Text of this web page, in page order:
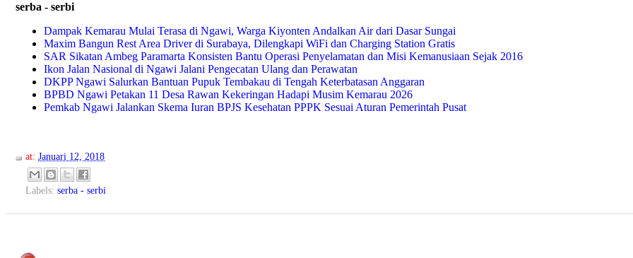
serba - serbi
Dampak Kemarau Mulai Terasa di Ngawi, Warga Kiyonten Andalkan Air dari Dasar Sungai
Maxim Bangun Rest Area Driver di Surabaya, Dilengkapi WiFi dan Charging Station Gratis
SAR Sikatan Ambeg Paramarta Konsisten Bantu Operasi Penyelamatan dan Misi Kemanusiaan Sejak 2016
Ikon Jalan Nasional di Ngawi Jalani Pengecatan Ulang dan Perawatan
DKPP Ngawi Salurkan Bantuan Pupuk Tembakau di Tengah Keterbatasan Anggaran
BPBD Ngawi Petakan 11 Desa Rawan Kekeringan Hadapi Musim Kemarau 2026
Pemkab Ngawi Jalankan Skema Iuran BPJS Kesehatan PPPK Sesuai Aturan Pemerintah Pusat
at: Januari 12, 2018
Labels: serba - serbi